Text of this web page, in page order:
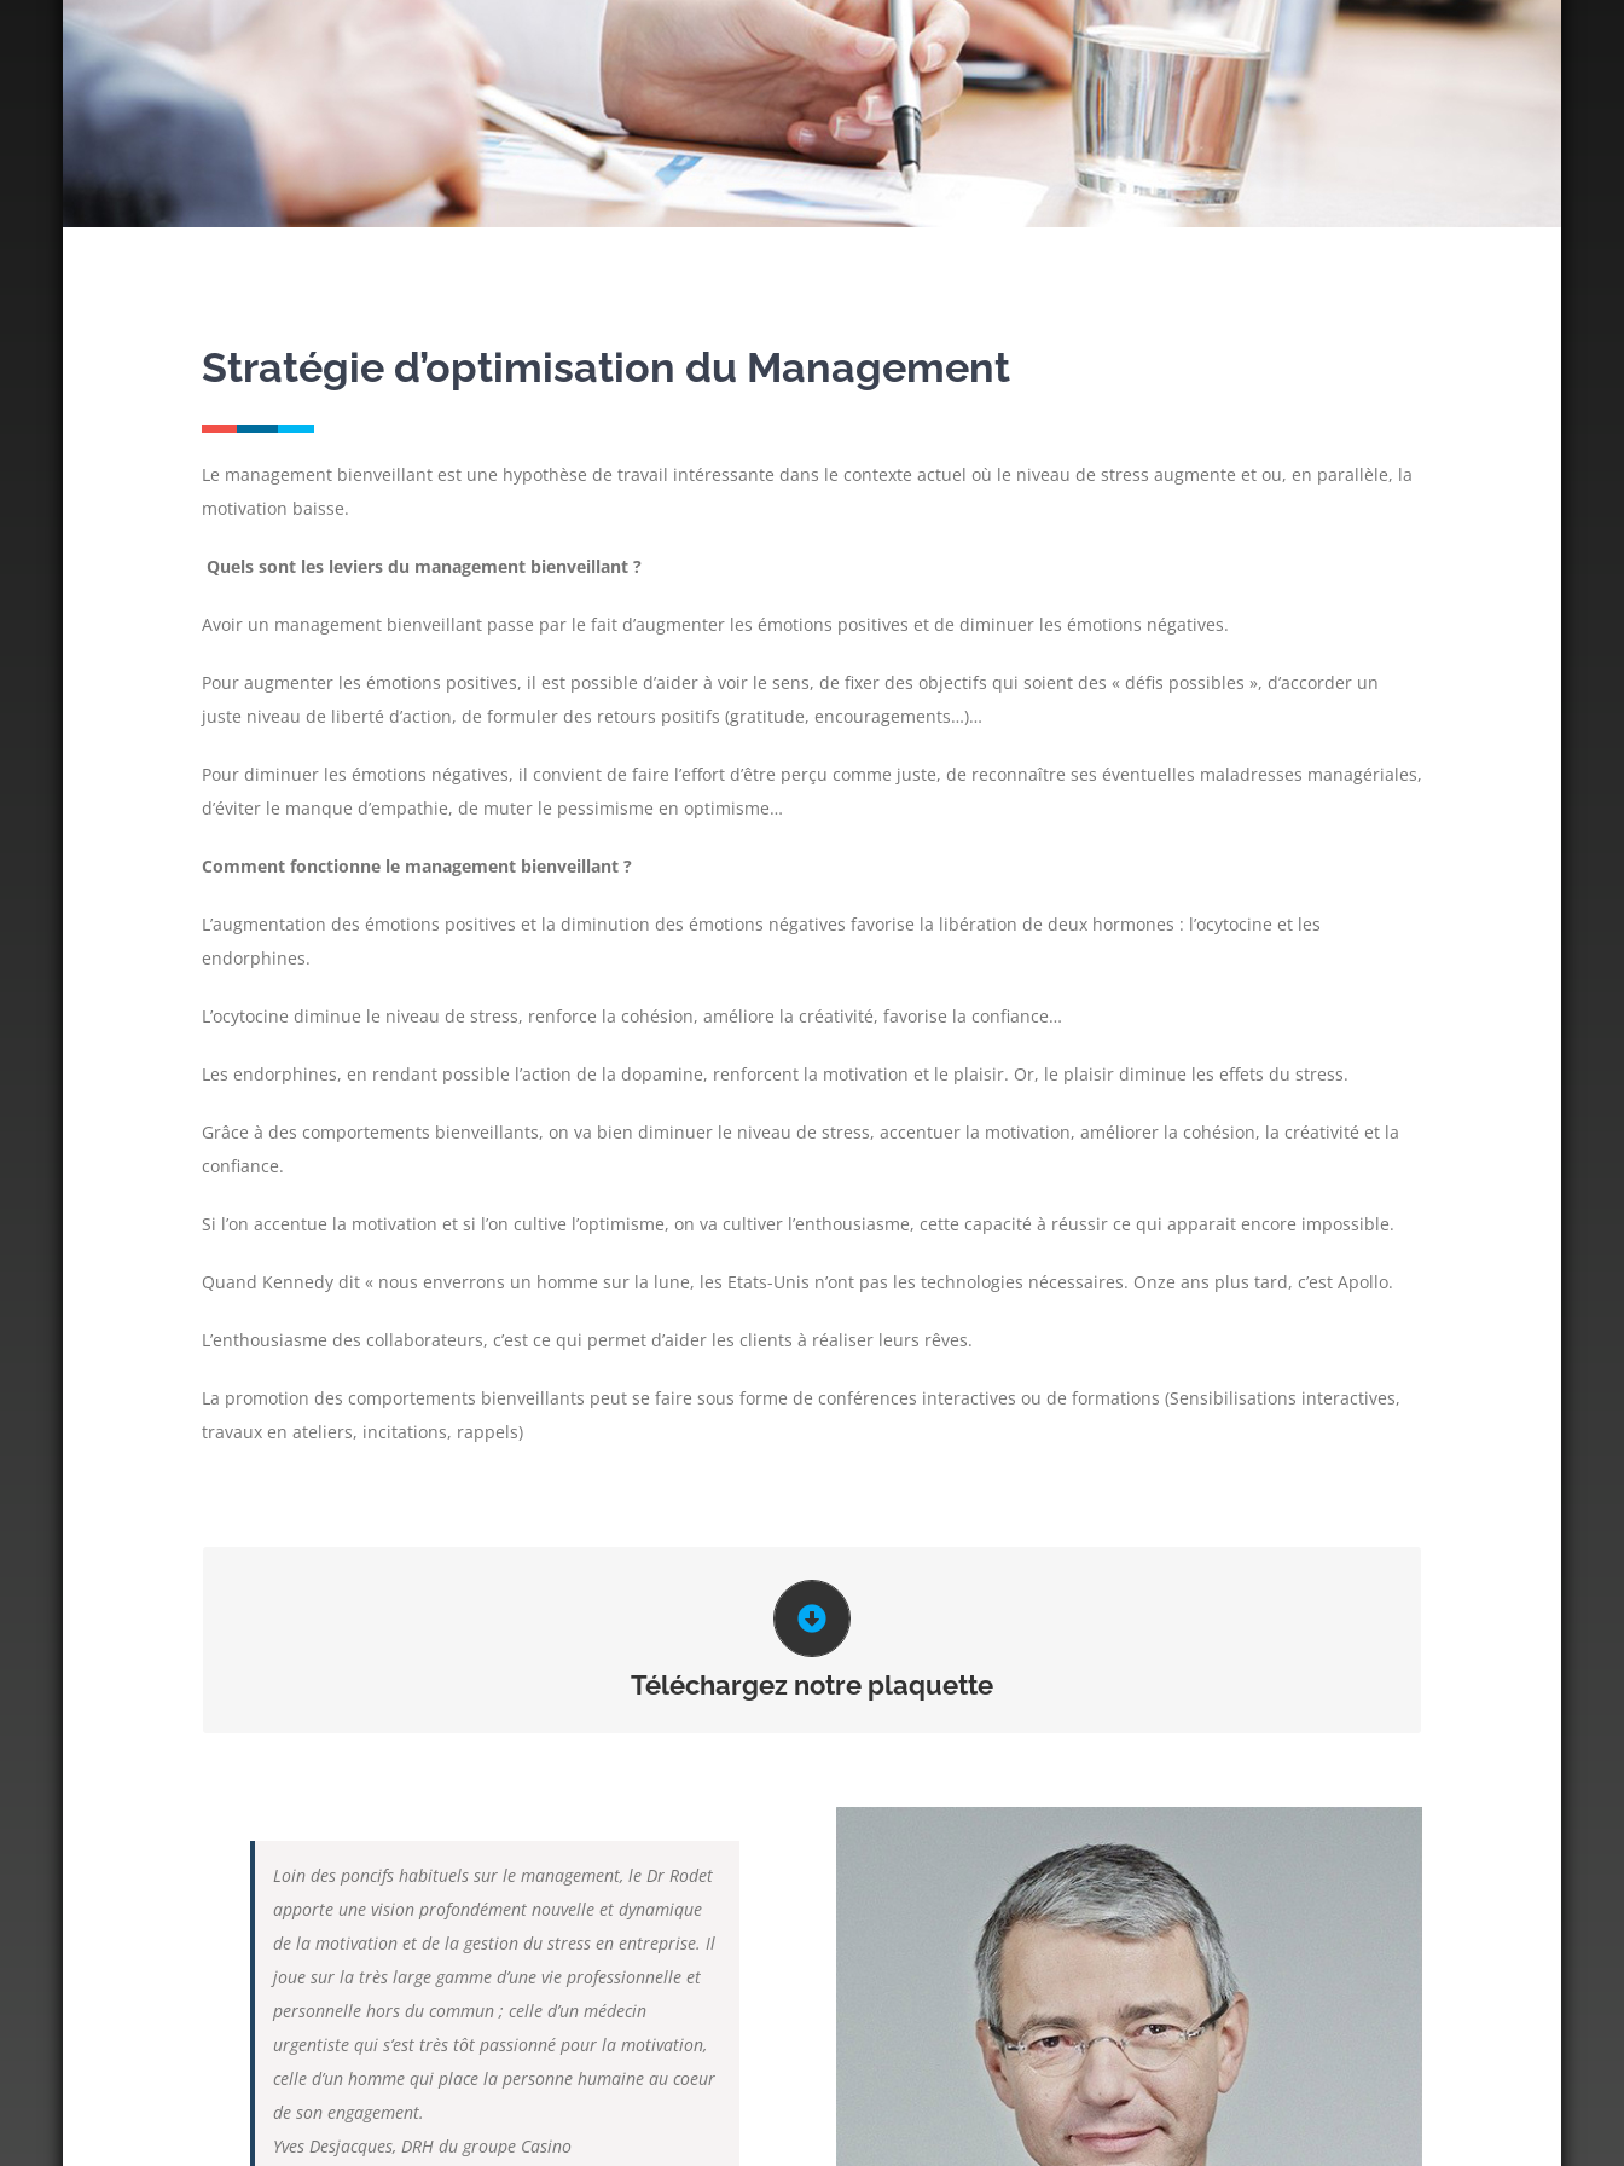
Stratégie d’optimisation du Management
Le management bienveillant est une hypothèse de travail intéressante dans le contexte actuel où le niveau de stress augmente et ou, en parallèle, la
motivation baisse.
Quels sont les leviers du management bienveillant ?
Avoir un management bienveillant passe par le fait d’augmenter les émotions positives et de diminuer les émotions négatives.
Pour augmenter les émotions positives, il est possible d’aider à voir le sens, de fixer des objectifs qui soient des « défis possibles », d’accorder un
juste niveau de liberté d’action, de formuler des retours positifs (gratitude, encouragements…)…
Pour diminuer les émotions négatives, il convient de faire l’effort d’être perçu comme juste, de reconnaître ses éventuelles maladresses managériales,
d’éviter le manque d’empathie, de muter le pessimisme en optimisme…
Comment fonctionne le management bienveillant ?
L’augmentation des émotions positives et la diminution des émotions négatives favorise la libération de deux hormones : l’ocytocine et les
endorphines.
L’ocytocine diminue le niveau de stress, renforce la cohésion, améliore la créativité, favorise la confiance…
Les endorphines, en rendant possible l’action de la dopamine, renforcent la motivation et le plaisir. Or, le plaisir diminue les effets du stress.
Grâce à des comportements bienveillants, on va bien diminuer le niveau de stress, accentuer la motivation, améliorer la cohésion, la créativité et la
confiance.
Si l’on accentue la motivation et si l’on cultive l’optimisme, on va cultiver l’enthousiasme, cette capacité à réussir ce qui apparait encore impossible.
Quand Kennedy dit « nous enverrons un homme sur la lune, les Etats-Unis n’ont pas les technologies nécessaires. Onze ans plus tard, c’est Apollo.
L’enthousiasme des collaborateurs, c’est ce qui permet d’aider les clients à réaliser leurs rêves.
La promotion des comportements bienveillants peut se faire sous forme de conférences interactives ou de formations (Sensibilisations interactives,
travaux en ateliers, incitations, rappels)
Téléchargez notre plaquette
Cliquez pour télécharger
Loin des poncifs habituels sur le management, le Dr Rodet
apporte une vision profondément nouvelle et dynamique
de la motivation et de la gestion du stress en entreprise. Il
joue sur la très large gamme d’une vie professionnelle et
personnelle hors du commun ; celle d’un médecin
urgentiste qui s’est très tôt passionné pour la motivation,
celle d’un homme qui place la personne humaine au coeur
de son engagement.
Yves Desjacques, DRH du groupe Casino